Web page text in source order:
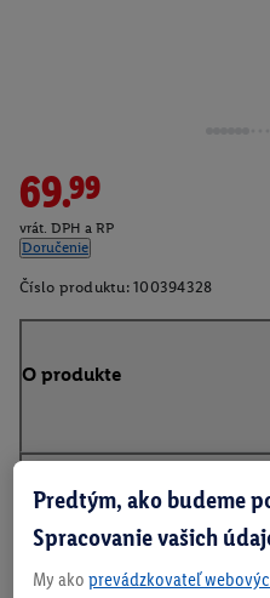
69.99
vrát. DPH a RP
Doručenie
Číslo produktu: 100394328
O produkte
Na stiahnutie
Predtým, ako budeme
Spracovanie vašich
My ako prevádzkovateľ